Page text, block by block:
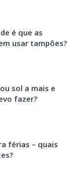
é que as
usar tampões?
sol a mais e
fazer?
férias – quais